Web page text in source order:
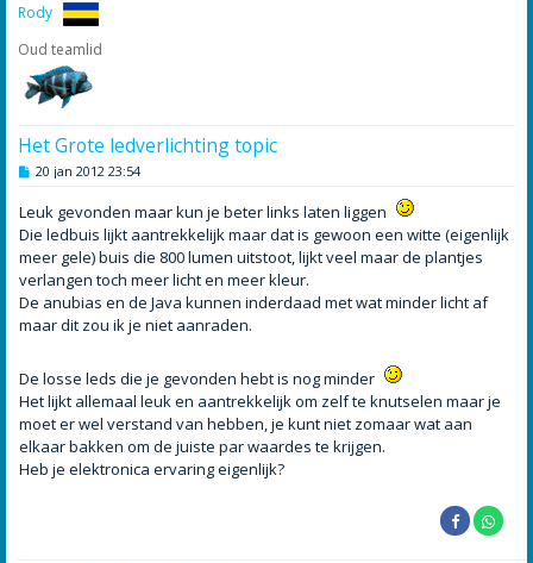
Rody
Oud teamlid
Het Grote ledverlichting topic
B
i
c
t
20 jan 2012 23:54
Leuk gevonden maar kun je beter links laten liggen
Die ledbuis lijkt aantrekkelijk maar dat is gewoon een witte (eigenlijk
meer gele) buis die 800 lumen uitstoot, lijkt veel maar de plantjes
verlangen toch meer licht en meer kleur.
De anubias en de Java kunnen inderdaad met wat minder licht af
maar dit zou ik je niet aanraden.
De losse leds die je gevonden hebt is nog minder
Het lijkt allemaal leuk en aantrekkelijk om zelf te knutselen maar je
moet er wel verstand van hebben, je kunt niet zomaar wat aan
elkaar bakken om de juiste par waardes te krijgen.
Heb je elektronica ervaring eigenlijk?